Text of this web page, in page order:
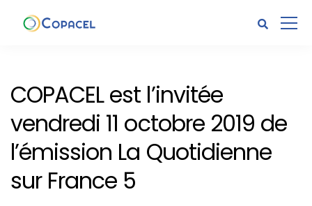
COPACEL est l’invitée
vendredi 11 octobre 2019 de
l’émission La Quotidienne
sur France 5